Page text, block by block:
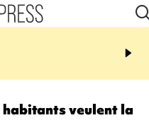
07:23
route du Littoral
veulent la